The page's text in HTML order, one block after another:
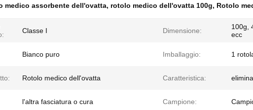
medico assorbente dell'ovatta, rotolo medico dell'ovatta 100g, Rotolo
Classe I Dimensione:
100g,
ecc
Bianco puro Imballaggio: 1
Rotolo medico dell'ovatta Caratteristica:
l'altra fasciatura o cura Campione: